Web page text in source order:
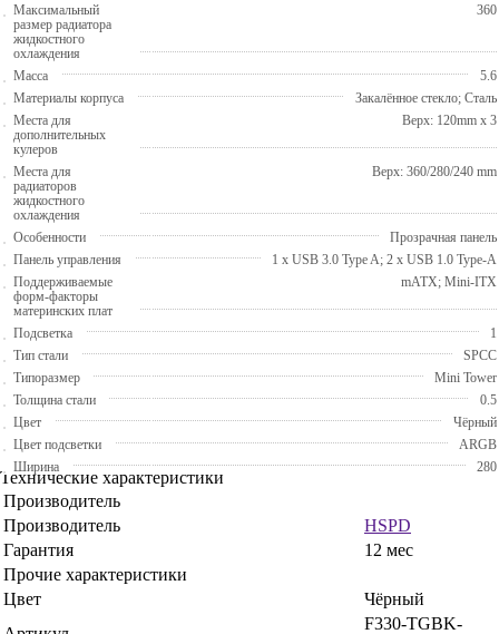
Максимальный
размер радиатора
жидкостного
охлаждения
360
Масса
5.6
Материалы корпуса
Закалённое стекло; Сталь
Места для
дополнительных
кулеров
Верх: 120mm x 3
Места для
радиаторов
жидкостного
охлаждения
Верх: 360/280/240 mm
Особенности
Прозрачная панель
Панель управления
1 x USB 3.0 Type A; 2 x USB 1.0 Type-A
Поддерживаемые
форм-факторы
материнских плат
mATX; Mini-ITX
Подсветка
1
Тип стали
SPCC
Типоразмер
Mini Tower
Толщина стали
0.5
Цвет
Чёрный
Цвет подсветки
ARGB
Ширина
280
Технические характеристики
Производитель
Производитель
HSPD
Гарантия
12 мес
Прочие характеристики
Цвет
Чёрный
F330-TGBK-